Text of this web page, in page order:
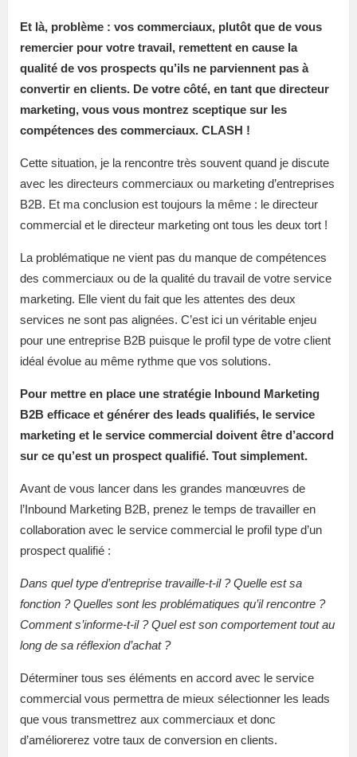
Et là, problème : vos commerciaux, plutôt que de vous
remercier pour votre travail, remettent en cause la
qualité de vos prospects qu’ils ne parviennent pas à
convertir en clients. De votre côté, en tant que directeur
marketing, vous vous montrez sceptique sur les
compétences des commerciaux. CLASH !
Cette situation, je la rencontre très souvent quand je discute
avec les directeurs commerciaux ou marketing d’entreprises
B2B. Et ma conclusion est toujours la même : le directeur
commercial et le directeur marketing ont tous les deux tort !
La problématique ne vient pas du manque de compétences
des commerciaux ou de la qualité du travail de votre service
marketing. Elle vient du fait que les attentes des deux
services ne sont pas alignées. C’est ici un véritable enjeu
pour une entreprise B2B puisque le profil type de votre client
idéal évolue au même rythme que vos solutions.
Pour mettre en place une stratégie Inbound Marketing
B2B efficace et générer des leads qualifiés, le service
marketing et le service commercial doivent être d’accord
sur ce qu’est un prospect qualifié. Tout simplement.
Avant de vous lancer dans les grandes manœuvres de
l’Inbound Marketing B2B, prenez le temps de travailler en
collaboration avec le service commercial le profil type d’un
prospect qualifié :
Dans quel type d’entreprise travaille-t-il ? Quelle est sa
fonction ? Quelles sont les problématiques qu’il rencontre ?
Comment s’informe-t-il ? Quel est son comportement tout au
long de sa réflexion d’achat ?
Déterminer tous ses éléments en accord avec le service
commercial vous permettra de mieux sélectionner les leads
que vous transmettrez aux commerciaux et donc
d’améliorerez votre taux de conversion en clients.